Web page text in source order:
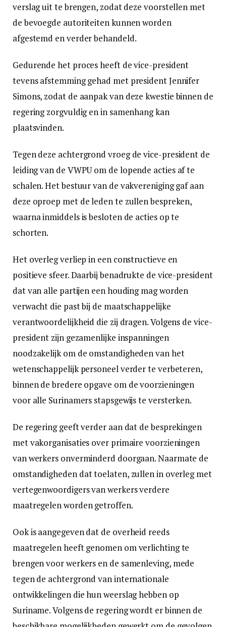
verslag uit te brengen, zodat deze voorstellen met
de bevoegde autoriteiten kunnen worden
afgestemd en verder behandeld.
Gedurende het proces heeft de vice-president
tevens afstemming gehad met president Jennifer
Simons, zodat de aanpak van deze kwestie binnen de
regering zorgvuldig en in samenhang kan
plaatsvinden.
Tegen deze achtergrond vroeg de vice-president de
leiding van de VWPU om de lopende acties af te
schalen. Het bestuur van de vakvereniging gaf aan
deze oproep met de leden te zullen bespreken,
waarna inmiddels is besloten de acties op te
schorten.
Het overleg verliep in een constructieve en
positieve sfeer. Daarbij benadrukte de vice-president
dat van alle partijen een houding mag worden
verwacht die past bij de maatschappelijke
verantwoordelijkheid die zij dragen. Volgens de vice-
president zijn gezamenlijke inspanningen
noodzakelijk om de omstandigheden van het
wetenschappelijk personeel verder te verbeteren,
binnen de bredere opgave om de voorzieningen
voor alle Surinamers stapsgewijs te versterken.
De regering geeft verder aan dat de besprekingen
met vakorganisaties over primaire voorzieningen
van werkers onverminderd doorgaan. Naarmate de
omstandigheden dat toelaten, zullen in overleg met
vertegenwoordigers van werkers verdere
maatregelen worden getroffen.
Ook is aangegeven dat de overheid reeds
maatregelen heeft genomen om verlichting te
brengen voor werkers en de samenleving, mede
tegen de achtergrond van internationale
ontwikkelingen die hun weerslag hebben op
Suriname. Volgens de regering wordt er binnen de